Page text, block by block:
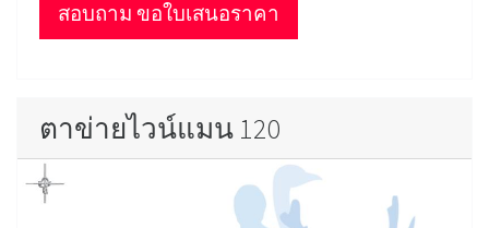
สอบถาม ขอใบเสนอราคา
ตาข่ายไวน์แมน 120